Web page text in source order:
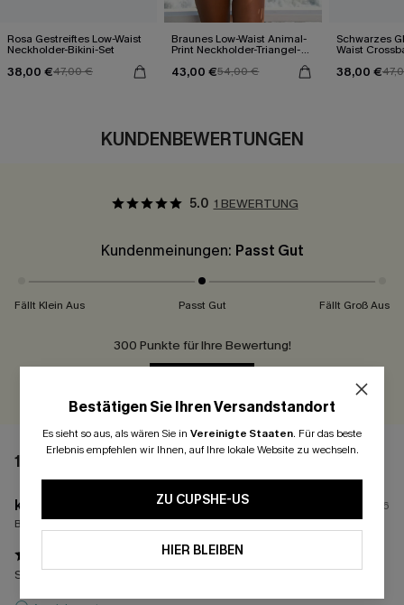
Rosa Gestreiftes Low-Waist
Neckholder-Bikini-Set
38,00 €47,00 €
Braunes Low-Waist Animal-
Print Neckholder-Triangel-
43,00 €54,00 €
Schwarzes
Waist
38,00 €
KUNDENBEWERTUNGEN
5.0 1 BEWERTUNG
Kundenmeinungen: Passt Gut
Fällt Klein Aus Passt Gut Fällt Groß Aus
300 Punkte für Ihre Bewertung!
1 BEWERTUNG
k****
11/06/2026
Bestellte Größen:L
Sieht super aus und sitzt toll
Bestätigen Sie Ihren Versandstandort
Es sieht so aus, als wären Sie in Vereinigte Staaten. Für das beste
Erlebnis empfehlen wir Ihnen, auf Ihre lokale Website zu wechseln.
ZU CUPSHE-US
HIER BLEIBEN